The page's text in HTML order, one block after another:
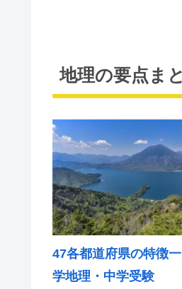
地理の要点ま
47各都道府県の特徴
学地理・中学受験